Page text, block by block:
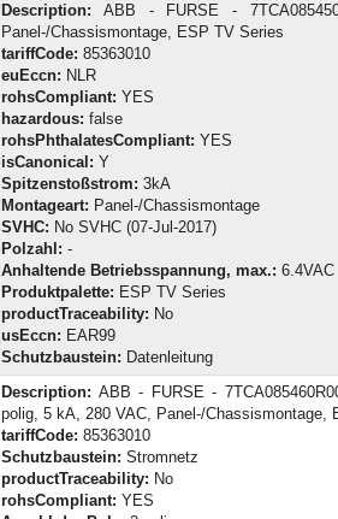
Description: ABB - FURSE -
Panel-/Chassismontage, ESP TV Series
tariffCode: 85363010
euEccn: NLR
rohsCompliant: YES
hazardous: false
rohsPhthalatesCompliant: YES
isCanonical: Y
Spitzenstoßstrom: 3kA
Montageart: Panel-/Chassismontage
SVHC: No SVHC (07-Jul-2017)
Polzahl: -
Anhaltende Betriebsspannung, max.: 6.4VAC
Produktpalette: ESP TV Series
productTraceability: No
usEccn: EAR99
Schutzbaustein: Datenleitung
Description: ABB - FURSE -
polig, 5 kA, 280 VAC, Panel-/Chassismontage,
tariffCode: 85363010
Schutzbaustein: Stromnetz
productTraceability: No
rohsCompliant: YES